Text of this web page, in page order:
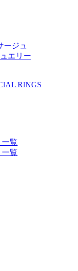
ージュ
エリー
RINGS
一覧
一覧